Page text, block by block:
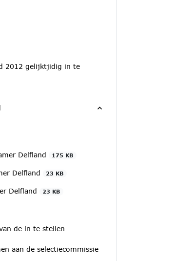
2012 gelijktjidig in te
Delfland 175 KB
Delfland 23 KB
Delfland 23 KB
de in te stellen
aan de selectiecommissie